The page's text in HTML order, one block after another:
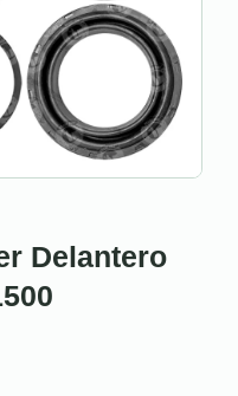
Delantero